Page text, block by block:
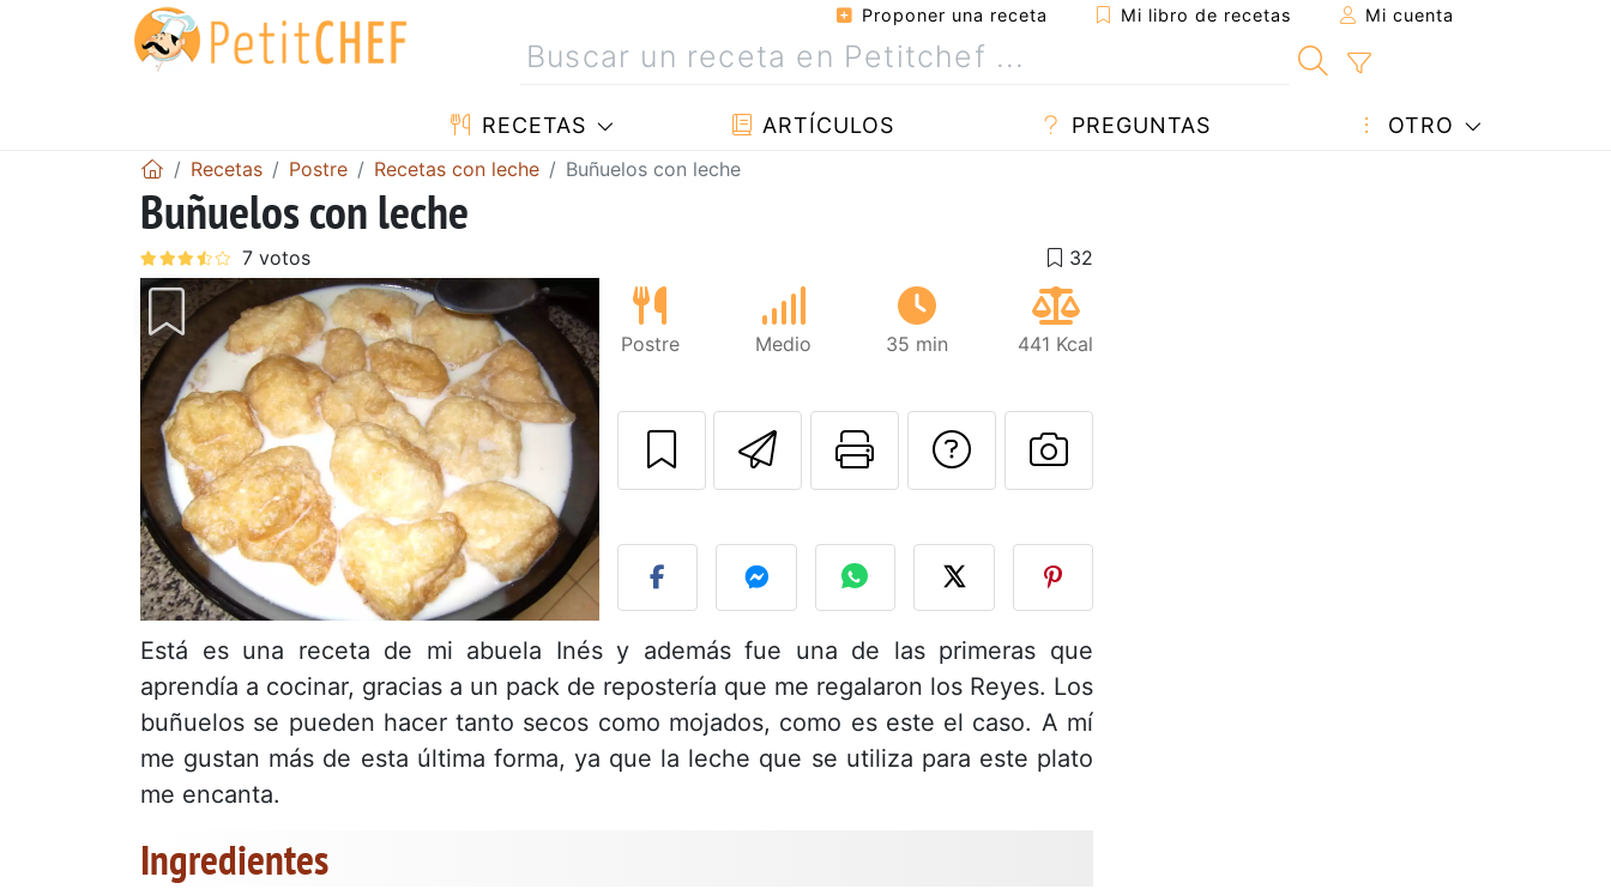
Proponer una receta Mi libro de recetas Mi cuenta
RECETAS ARTÍCULOS PREGUNTAS OTRO
Recetas Postre Recetas con leche Buñuelos con leche
Buñuelos con leche
Postre Medio 35 min 441 Kcal
Enviar esta receta a un amigo
Imprimir esta página
Preguntar al autor
Publicar la foto de esta receta
Está es una receta de mi abuela Inés y además fue una de las primeras que
aprendía a cocinar, gracias a un pack de repostería que me regalaron los Reyes. Los
buñuelos se pueden hacer tanto secos como mojados, como es este el caso. A mí
me gustan más de esta última forma, ya que la leche que se utiliza para este plato
me encanta.
Ingredientes